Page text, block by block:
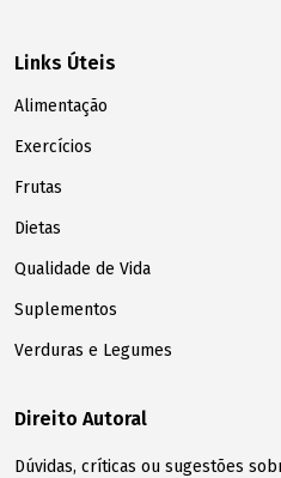
Links Úteis
Alimentação
Exercícios
Frutas
Dietas
Qualidade de Vida
Suplementos
Verduras e Legumes
Direito Autoral
Dúvidas, críticas ou sugestões